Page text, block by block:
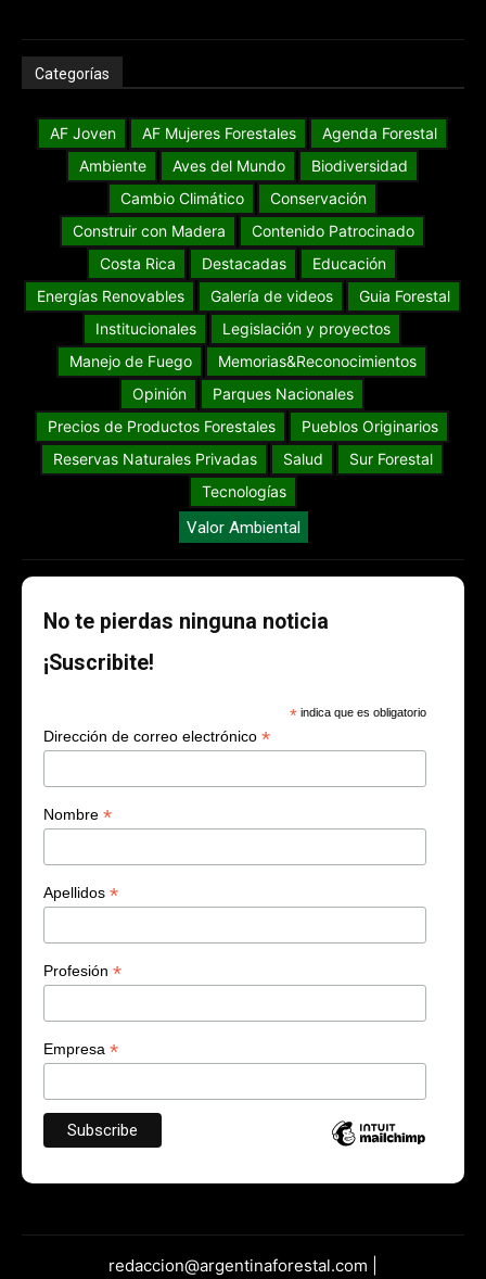
Categorías
AF Joven AF Mujeres Forestales
Agenda Forestal
Ambiente
Aves del Mundo
Biodiversidad
Cambio Climático
Conservación
Construir con Madera
Contenido Patrocinado
Costa Rica
Destacadas
Educación
Energías Renovables
Galería de videos
Guia Forestal
Institucionales
Legislación y proyectos
Manejo de Fuego
Memorias&Reconocimientos
Opinión
Parques Nacionales
Precios de Productos Forestales
Pueblos Originarios
Reservas Naturales Privadas
Salud
Sur Forestal
Tecnologías
Valor Ambiental
No te pierdas ninguna noticia
¡Suscribite!
* indica que es obligatorio
Dirección de correo electrónico *
Nombre *
Apellidos *
Profesión *
Empresa *
redaccion@argentinaforestal.com |